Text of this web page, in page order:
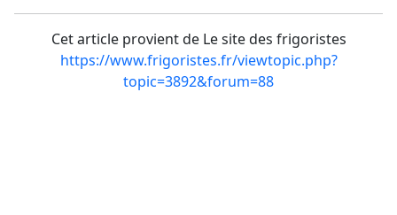
Cet article provient de Le site des frigoristes
https://www.frigoristes.fr/viewtopic.php?
topic=3892&forum=88